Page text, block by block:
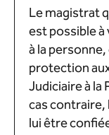
Le magistrat
est possible
à la
protection
Judiciaire à
cas
lui être